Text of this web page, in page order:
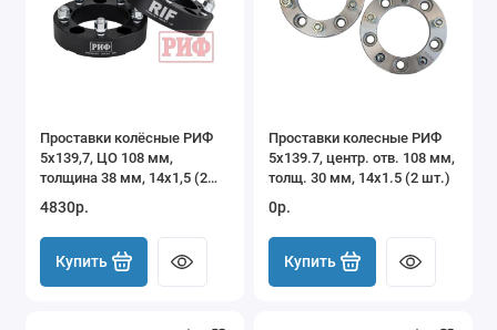
Проставки колёсные РИФ
5x139,7, ЦО 108 мм,
толщина 38 мм, 14x1,5 (2
4830р.
Купить
Проставки колесные РИФ
5x139.7, центр. отв. 108 мм,
толщ. 30 мм, 14x1.5 (2 шт.)
0р.
Купить